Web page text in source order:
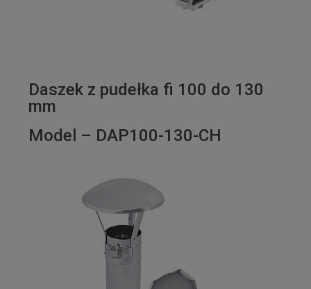
Daszek z pudełka fi 100 do 130
mm
Model – DAP100-130-CH